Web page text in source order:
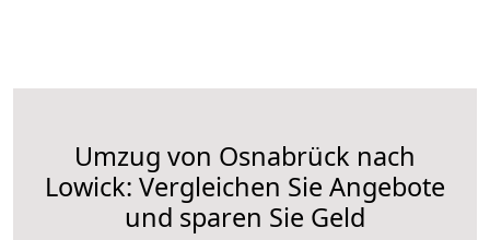
Umzug von Osnabrück nach
Lowick: Vergleichen Sie Angebote
und sparen Sie Geld